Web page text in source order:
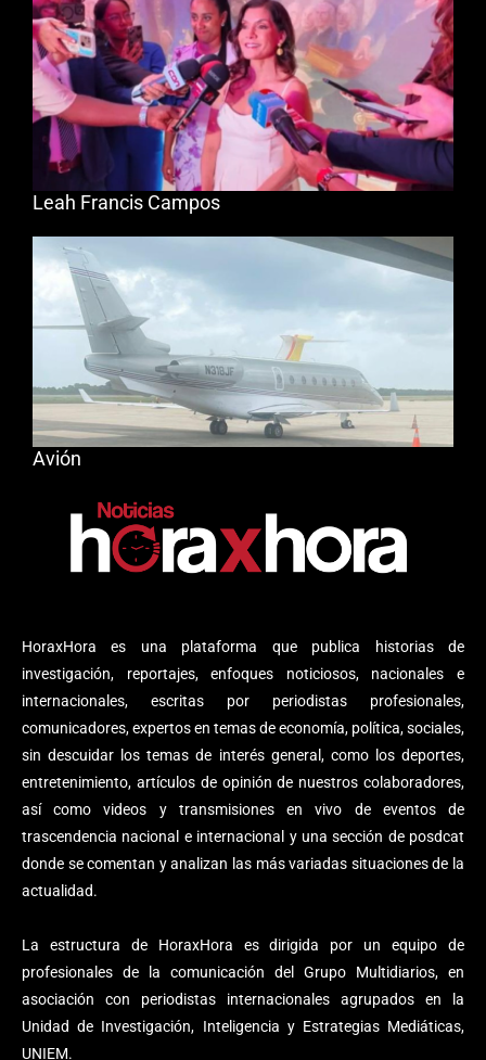
HoraxHora es una plataforma que publica historias de
investigación, reportajes, enfoques noticiosos, nacionales e
internacionales, escritas por periodistas profesionales,
comunicadores, expertos en temas de economía, política, sociales,
sin descuidar los temas de interés general, como los deportes,
entretenimiento, artículos de opinión de nuestros colaboradores,
así como videos y transmisiones en vivo de eventos de
trascendencia nacional e internacional y una sección de posdcat
donde se comentan y analizan las más variadas situaciones de la
actualidad.
La estructura de HoraxHora es dirigida por un equipo de
profesionales de la comunicación del Grupo Multidiarios, en
asociación con periodistas internacionales agrupados en la
Unidad de Investigación, Inteligencia y Estrategias Mediáticas,
UNIEM.
Leah Francis Campos
Avión